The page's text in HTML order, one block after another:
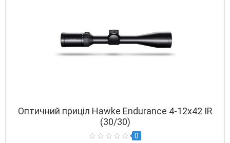
Оптичний приціл Hawke Endurance 4-12х42 IR
(30/30)
0